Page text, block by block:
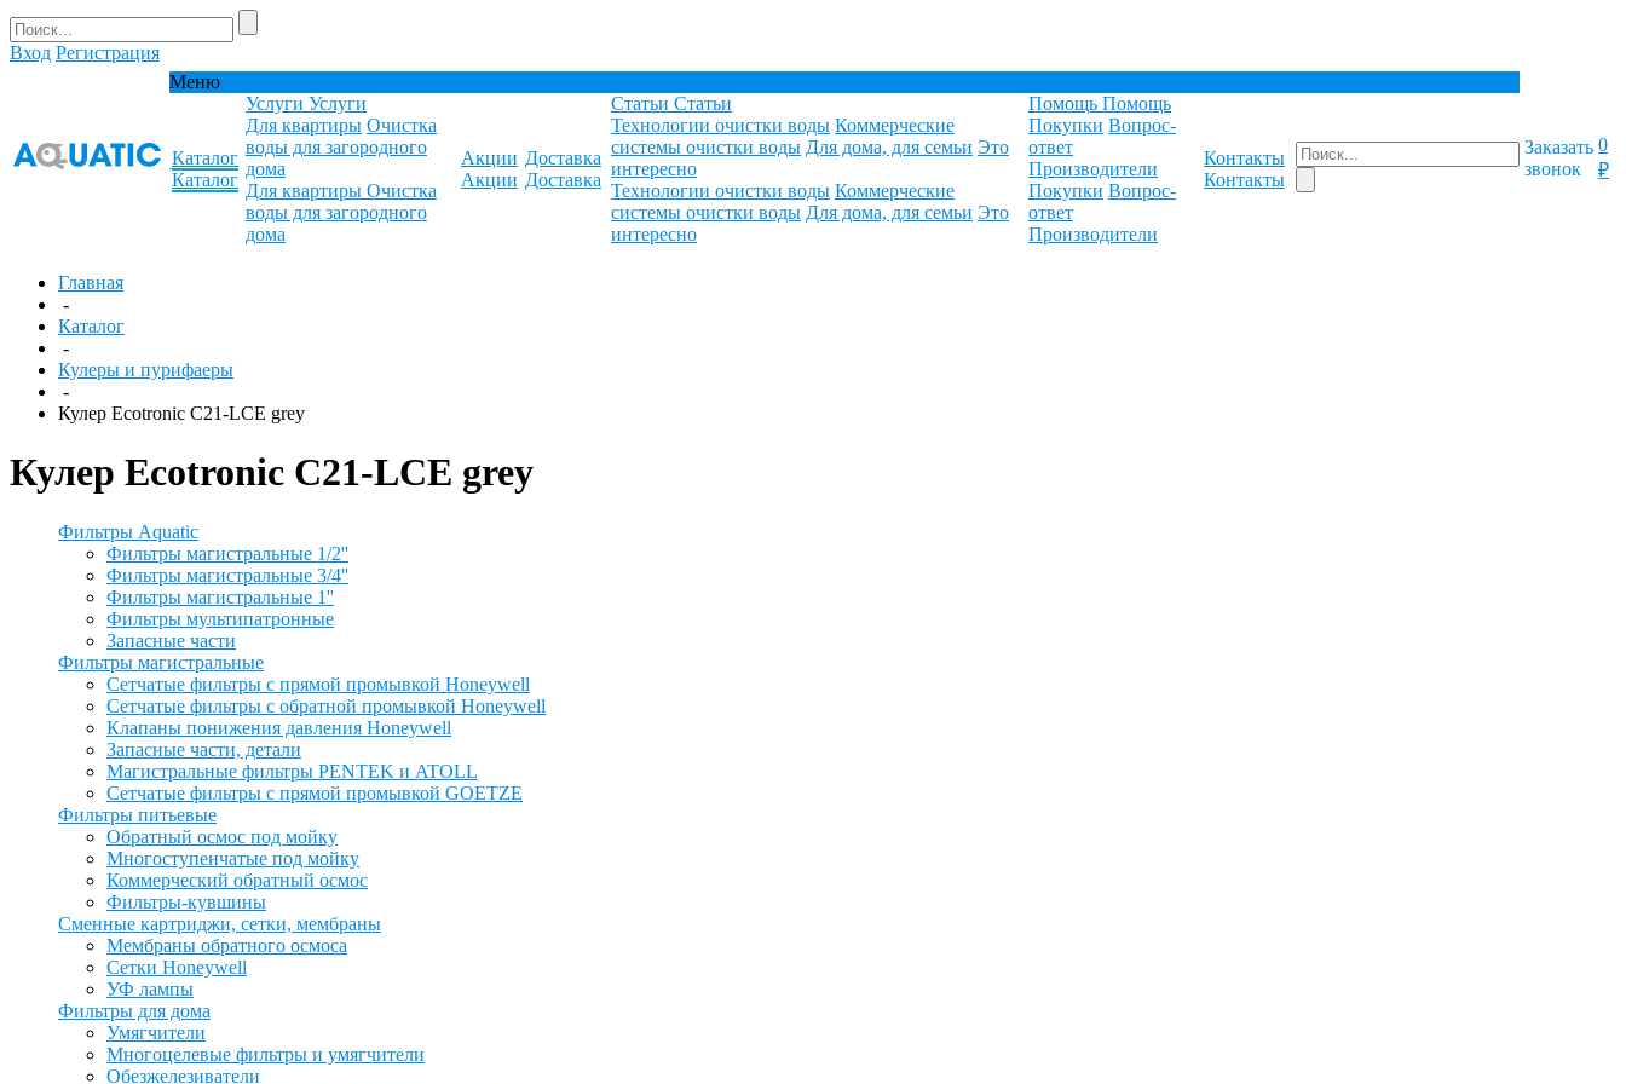
Вход Регистрация
Меню
Каталог
Каталог
Услуги Услуги
Для квартиры Очистка
воды для загородного
дома
Для квартиры Очистка
воды для загородного
дома
Акции
Акции
Доставка
Доставка
Статьи Статьи
Технологии очистки воды Коммерческие
системы очистки воды Для дома, для семьи Это
интересно
Технологии очистки воды Коммерческие
системы очистки воды Для дома, для семьи Это
интересно
Помощь Помощь
Покупки Вопрос-
ответ
Производители
Покупки Вопрос-
ответ
Производители
Контакты
Контакты
Заказать
звонок
0
₽
Главная
-
Каталог
-
Кулеры и пурифаеры
-
Кулер Ecotronic C21-LCE grey
Кулер Ecotronic C21-LCE grey
Фильтры Aquatic
Фильтры магистральные 1/2''
Фильтры магистральные 3/4''
Фильтры магистральные 1''
Фильтры мультипатронные
Запасные части
Фильтры магистральные
Сетчатые фильтры с прямой промывкой Honeywell
Сетчатые фильтры с обратной промывкой Honeywell
Клапаны понижения давления Honeywell
Запасные части, детали
Магистральные фильтры PENTEK и ATOLL
Сетчатые фильтры с прямой промывкой GOETZE
Фильтры питьевые
Обратный осмос под мойку
Многоступенчатые под мойку
Коммерческий обратный осмос
Фильтры-кувшины
Сменные картриджи, сетки, мембраны
Мембраны обратного осмоса
Сетки Honeywell
УФ лампы
Фильтры для дома
Умягчители
Многоцелевые фильтры и умягчители
Обезжелезиватели